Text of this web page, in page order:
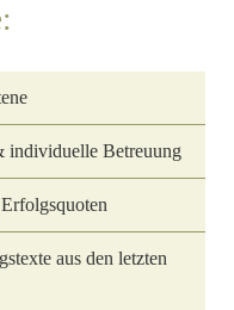
individuelle Betreuung
aus den letzten